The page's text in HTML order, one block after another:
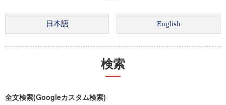
検索
全文検索(Googleカスタム検索)